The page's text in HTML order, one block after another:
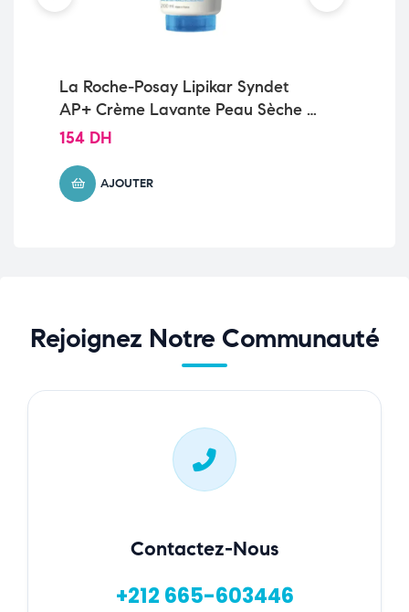
La Roche-Posay Lipikar Syndet
AP+ Crème Lavante Peau Sèche et
Eczéma Atopique| 200ml
154 DH
AJOUTER
Rejoignez Notre Communauté
Contactez-Nous
+212 665-603446